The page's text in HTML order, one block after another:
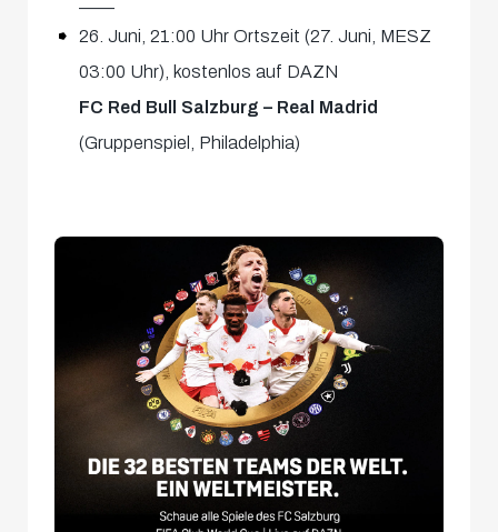
26. Juni, 21:00 Uhr Ortszeit (27. Juni, MESZ
03:00 Uhr), kostenlos auf DAZN
FC Red Bull Salzburg – Real Madrid
(Gruppenspiel, Philadelphia)